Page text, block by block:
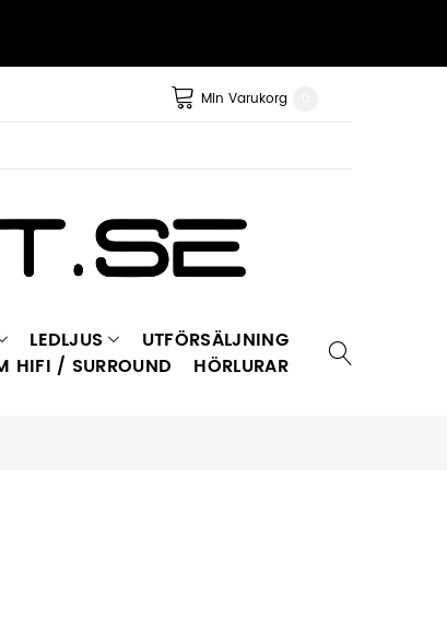
Min Varukorg
LEDLJUS
UTFÖRSÄLJNING
HIFI / SURROUND
HÖRLURAR